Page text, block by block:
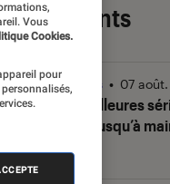
récents
Les meilleures
2026 (jusqu’à
Séries • 07
Vous
Cookies.
pour